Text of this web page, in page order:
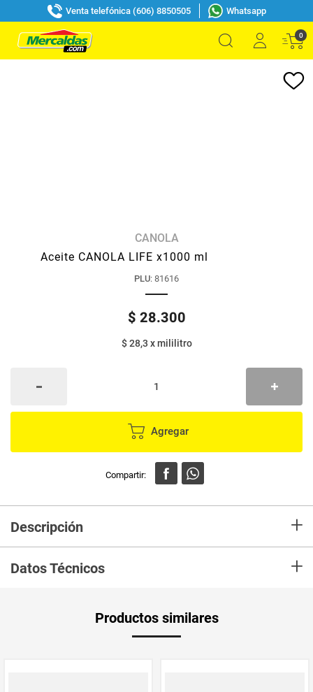
Venta telefónica (606) 8850505 Whatsapp
0
CANOLA
Aceite CANOLA LIFE x1000 ml
PLU: 81616
$ 28.300
$ 28,3 xmililitro
Agregar
Descripción +
grasa saturada. También es fuente natural de Omega 3 y contiene Omega
6 y 9. Además, mantiene el sabor y textura natural de los alimentos,
Datos Técnicos +
Productos similares